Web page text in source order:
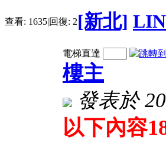
查看: 1635|回復: 2[新北]
電梯直達
樓主
發表於
以下內容